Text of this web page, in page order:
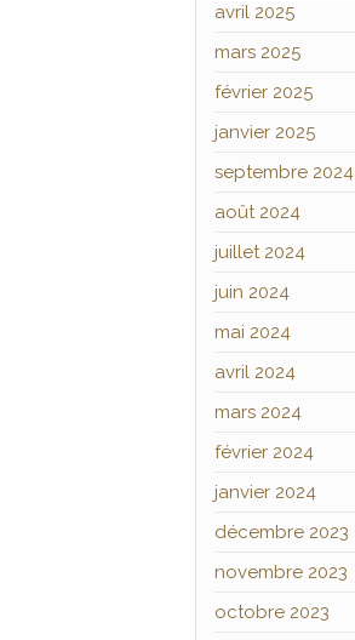
avril 2025
mars 2025
février 2025
janvier 2025
septembre 2024
août 2024
juillet 2024
juin 2024
mai 2024
avril 2024
mars 2024
février 2024
janvier 2024
décembre 2023
novembre 2023
octobre 2023